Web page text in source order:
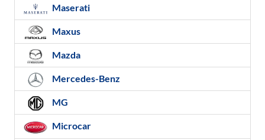
Maserati
Maxus
Mazda
Mercedes-Benz
MG
Microcar